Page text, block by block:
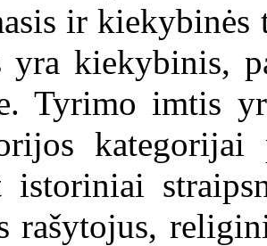
ir kiekybinės
yra kiekybinis,
Tyrimo imtis
kategorijai
istoriniai
rašytojus,